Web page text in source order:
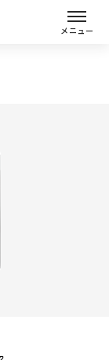
メニュー